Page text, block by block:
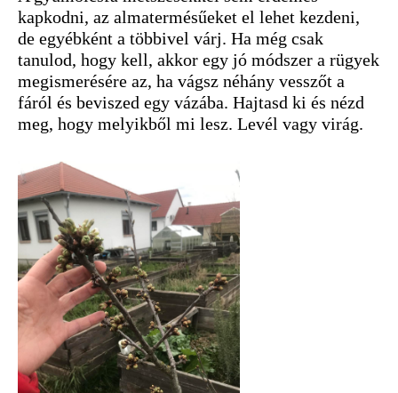
kapkodni, az almatermésűeket el lehet kezdeni,
de egyébként a többivel várj. Ha még csak
tanulod, hogy kell, akkor egy jó módszer a rügyek
megismerésére az, ha vágsz néhány vesszőt a
fáról és beviszed egy vázába. Hajtasd ki és nézd
meg, hogy melyikből mi lesz. Levél vagy virág.